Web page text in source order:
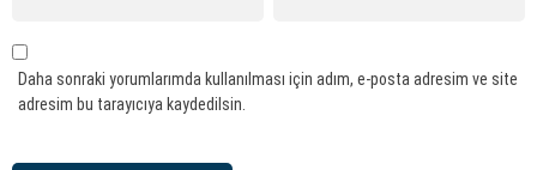
Daha sonraki yorumlarımda kullanılması için adım, e-posta adresim ve site
adresim bu tarayıcıya kaydedilsin.